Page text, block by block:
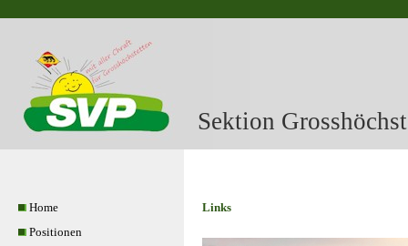
Sektion
Home
Positionen
Links